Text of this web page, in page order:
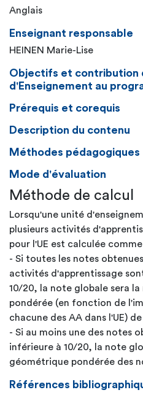
Anglais
Enseignant responsable
HEINEN Marie-Lise
Objectifs et contribution
d'Enseignement au
Prérequis et corequis
Description du contenu
Méthodes pédagogiques
Mode d'évaluation
Méthode de calcul
Lorsqu'une unité
plusieurs activités
pour l'UE est calculée
- Si toutes les notes
activités d'apprentissage
10/20, la note globale sera
pondérée (en fonction de
chacune des AA dans l'UE)
- Si au moins une des notes
inférieure à 10/20, la note
géométrique pondérée des
Références